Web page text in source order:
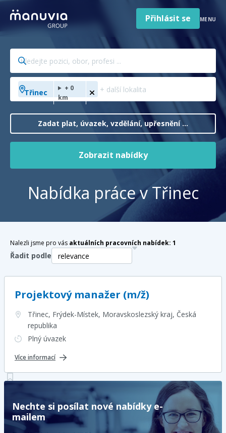
obsahPro firmy a zaměstnavatele
O nás
Čeština
Jazyk
Česká republika
Země
/
region
Přihlásit se MENU
Hledejte
pozici,
obor,
profesi
...
Přidejte
město,
...
Třinec
+ 0
km
Zadat plat, úvazek, vzdělání, upřesnění ...
Zobrazit nabídky
Nabídka práce v Třinec
Nalezli jsme pro vás aktuálních pracovních nabídek: 1
Řadit podle
Projektový manažer (m/ž)
Třinec, Frýdek-Místek, Moravskoslezský kraj, Česká
republika
Plný úvazek
Více informací
Nechte si posílat nové nabídky e-
mailem